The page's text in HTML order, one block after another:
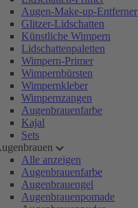
Augen-Make-up-Entferner
Glitzer-Lidschatten
Künstliche Wimpern
Lidschattenpaletten
Wimpern-Primer
Wimpernbürsten
Wimpernkleber
Wimpernzangen
Augenbrauenfarbe
Kajal
Sets
Alle anzeigen
Augenbrauenfarbe
Augenbrauengel
Augenbrauenpomade